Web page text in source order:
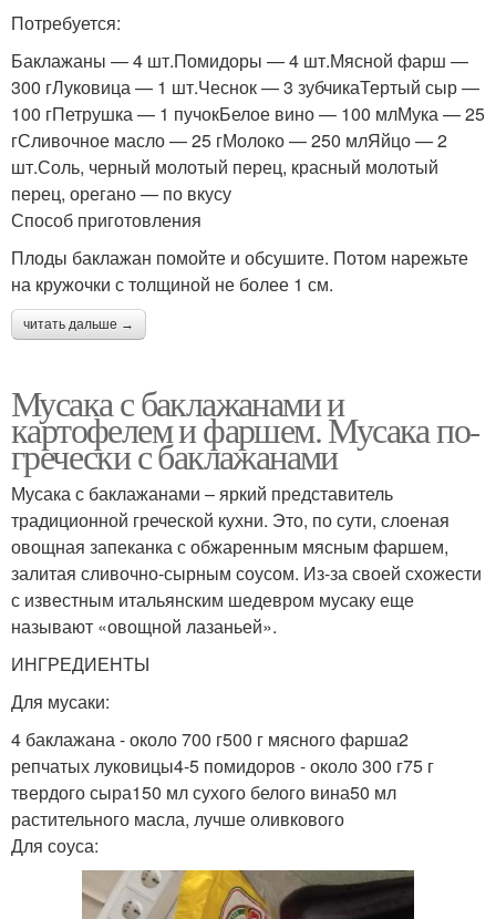
Потребуется:
Баклажаны — 4 шт.Помидоры — 4 шт.Мясной фарш —
300 гЛуковица — 1 шт.Чеснок — 3 зубчикаТертый сыр —
100 гПетрушка — 1 пучокБелое вино — 100 млМука — 25
гСливочное масло — 25 гМолоко — 250 млЯйцо — 2
шт.Соль, черный молотый перец, красный молотый
перец, орегано — по вкусу
Способ приготовления
Плоды баклажан помойте и обсушите. Потом нарежьте
на кружочки с толщиной не более 1 см.
читать дальше →
Мусака с баклажанами и
картофелем и фаршем. Мусака по-
гречески с баклажанами
Мусака с баклажанами – яркий представитель
традиционной греческой кухни. Это, по сути, слоеная
овощная запеканка с обжаренным мясным фаршем,
залитая сливочно-сырным соусом. Из-за своей схожести
с известным итальянским шедевром мусаку еще
называют «овощной лазаньей».
ИНГРЕДИЕНТЫ
Для мусаки:
4 баклажана - около 700 г500 г мясного фарша2
репчатых луковицы4-5 помидоров - около 300 г75 г
твердого сыра150 мл сухого белого вина50 мл
растительного масла, лучше оливкового
Для соуса: